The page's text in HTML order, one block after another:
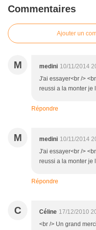
Commentaires
Ajouter un
M medini 10/11/2014
J'ai essayer<br />
reussi a la monter je
Répondre
M medini 10/11/2014
J'ai essayer<br />
reussi a la monter je
Répondre
C Céline 17/12/2010
<br /> Un grand